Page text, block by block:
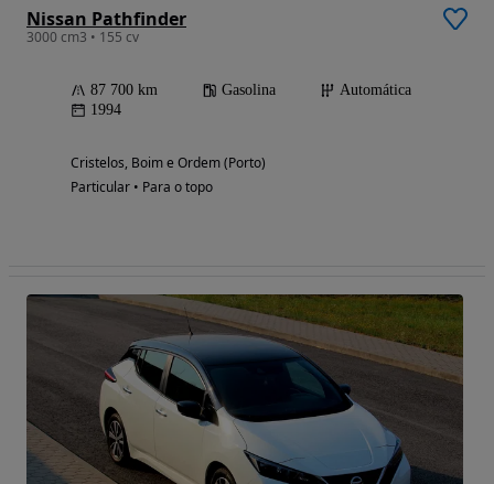
Nissan Pathfinder
3000 cm3 • 155 cv
87 700 km Gasolina
Automática
1994
Cristelos, Boim e Ordem (Porto)
Particular • Para o topo